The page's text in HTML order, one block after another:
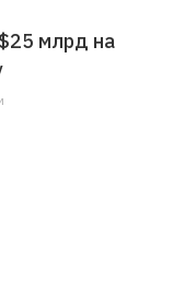
млрд на